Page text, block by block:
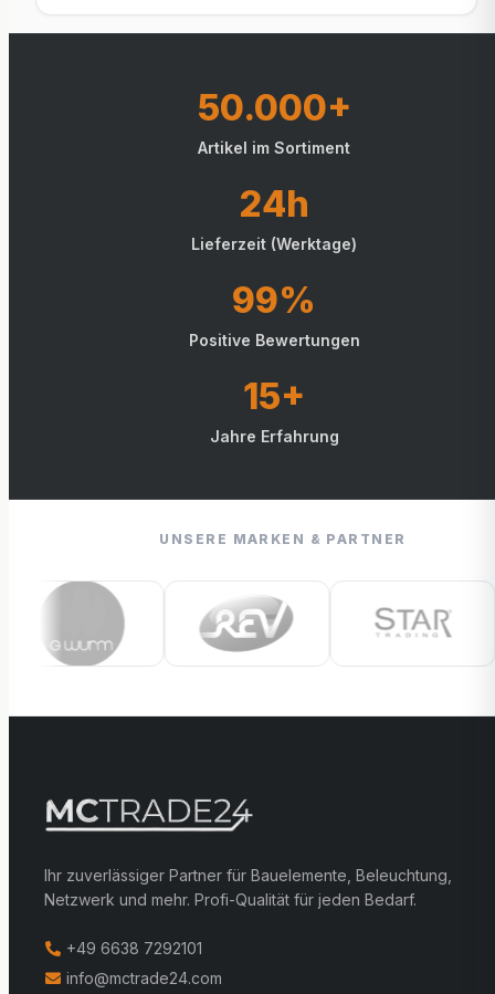
50.000+
Artikel im Sortiment
24h
Lieferzeit (Werktage)
99%
Positive Bewertungen
15+
Jahre Erfahrung
UNSERE MARKEN & PARTNER
Ihr zuverlässiger Partner für Bauelemente, Beleuchtung,
Netzwerk und mehr. Profi-Qualität für jeden Bedarf.
+49 6638 7292101
info@mctrade24.com